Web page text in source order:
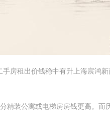
房租出价钱稳中有升上海宸鸿
装公寓或电梯房房钱更高。